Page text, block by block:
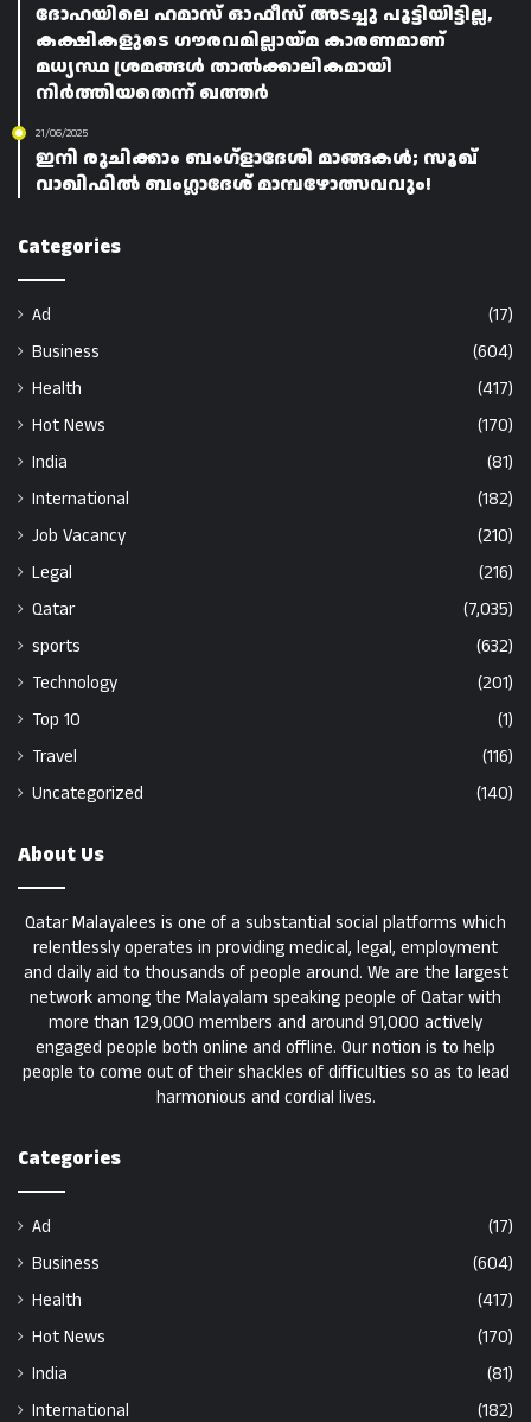
ദോഹയിലെ ഹമാസ് ഓഫീസ് അടച്ചു പൂട്ടിയിട്ടില്ല,
കക്ഷികളുടെ ഗൗരവമില്ലായ്‌മ കാരണമാണ്
മധ്യസ്ഥ ശ്രമങ്ങൾ താൽക്കാലികമായി
നിർത്തിയതെന്ന് ഖത്തർ
21/06/2025
ഇനി രുചിക്കാം ബംഗ്ളാദേശി മാങ്ങകൾ; സൂഖ്
വാഖിഫിൽ ബംഗ്ലാദേശ് മാമ്പഴോത്സവവും!
Categories
Ad
(17)
Business
(604)
Health
(417)
Hot News
(170)
India
(81)
International
(182)
Job Vacancy
(210)
Legal
(216)
Qatar
(7,035)
sports
(632)
Technology
(201)
Top 10
(1)
Travel
(116)
Uncategorized
(140)
About Us
Qatar Malayalees is one of a substantial social platforms which
relentlessly operates in providing medical, legal, employment
and daily aid to thousands of people around. We are the largest
network among the Malayalam speaking people of Qatar with
more than 129,000 members and around 91,000 actively
engaged people both online and offline. Our notion is to help
people to come out of their shackles of difficulties so as to lead
harmonious and cordial lives.
Categories
Ad
(17)
Business
(604)
Health
(417)
Hot News
(170)
India
(81)
International
(182)